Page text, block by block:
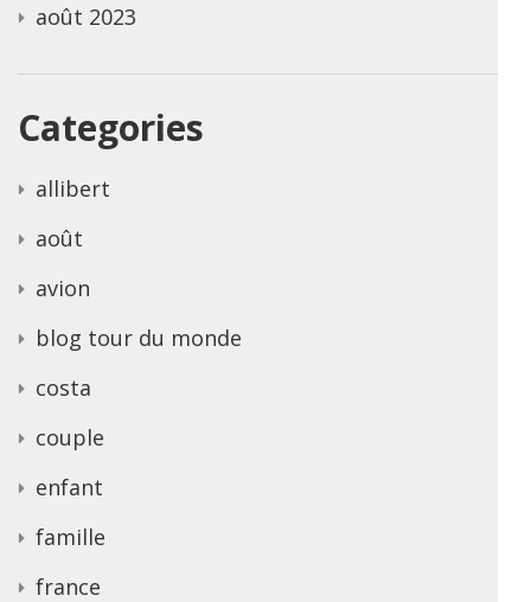
août 2023
Categories
allibert
août
avion
blog tour du monde
costa
couple
enfant
famille
france